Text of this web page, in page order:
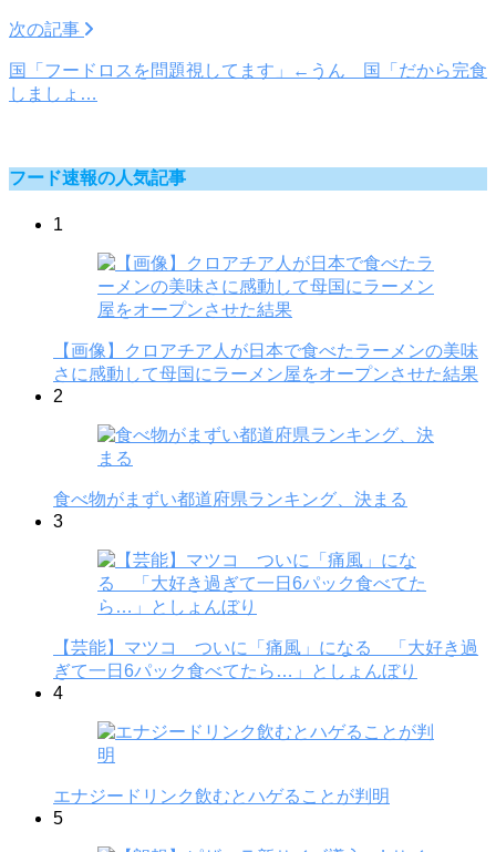
次の記事
国「フードロスを問題視してます」←うん 国「だから完食
しましょ…
フード速報の人気記事
1
【画像】クロアチア人が日本で食べたラーメンの美味
さに感動して母国にラーメン屋をオープンさせた結果
2
食べ物がまずい都道府県ランキング、決まる
3
【芸能】マツコ ついに「痛風」になる 「大好き過
ぎて一日6パック食べてたら…」としょんぼり
4
エナジードリンク飲むとハゲることが判明
5